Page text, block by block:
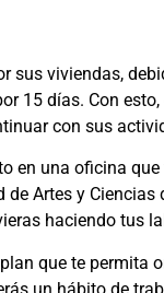
viviendas,
15 días. Con
con sus
en una oficina
Artes y
haciendo tus
que te permita